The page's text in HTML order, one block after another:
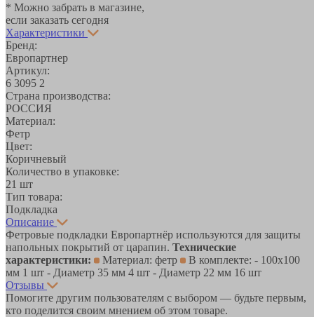
* Можно забрать в магазине,
если заказать сегодня
Характеристики
Бренд:
Европартнер
Артикул:
6 3095 2
Страна производства:
РОССИЯ
Материал:
Фетр
Цвет:
Коричневый
Количество в упаковке:
21 шт
Тип товара:
Подкладка
Описание
Фетровые подкладки Европартнёр используются для защиты
напольных покрытий от царапин. Технические
характеристики:
Материал: фетр
В комплекте: - 100x100
мм 1 шт - Диаметр 35 мм 4 шт - Диаметр 22 мм 16 шт
Отзывы
Помогите другим пользователям с выбором — будьте первым,
кто поделится своим мнением об этом товаре.